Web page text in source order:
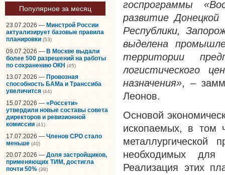
Популярное за месяц
23.07.2026 — Минстрой России
актуализирует базовые правила
планировки (53)
09.07.2026 — В Москве выдали
более 500 разрешений на работы
по сохранению ОКН (45)
13.07.2026 — Провозная
способность БАМа и Транссиба
увеличится (44)
15.07.2026 — «Россети»
утвердили новые составы совета
директоров и ревизионной
комиссии (41)
17.07.2026 — Членов СРО стало
меньше (40)
20.07.2026 — Доля застройщиков,
применяющих ТИМ, достигла
почти 50% (38)
госпрограммы
развитие Донецкой
Республики,
выделена
территории
логистического
назначения», –
Леонов.
Основой
ископаемых, в том
необходимых для
Реализация этих